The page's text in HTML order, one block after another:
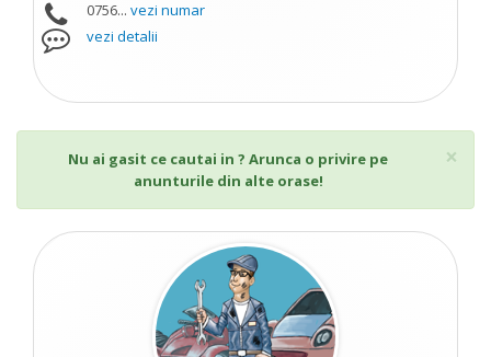
0756... vezi numar
vezi detalii
×
Nu ai gasit ce cautai in ? Arunca o privire pe
anunturile din alte orase!